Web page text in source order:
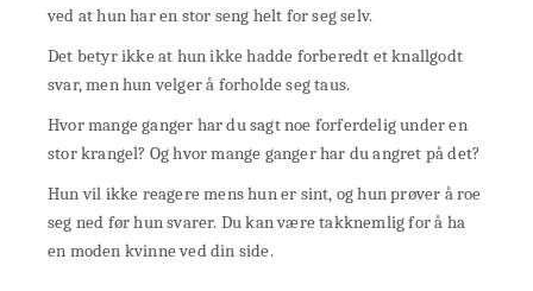
ved at hun har en stor seng helt for seg selv.
Det betyr ikke at hun ikke hadde forberedt et knallgodt
svar, men hun velger å forholde seg taus.
Hvor mange ganger har du sagt noe forferdelig under en
stor krangel? Og hvor mange ganger har du angret på det?
Hun vil ikke reagere mens hun er sint, og hun prøver å roe
seg ned før hun svarer. Du kan være takknemlig for å ha
en moden kvinne ved din side.